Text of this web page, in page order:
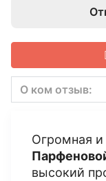
О ком отзыв:
Огромная и
высокий